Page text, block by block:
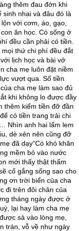
thêm đau đớn khi
nhai và đâu đó là
với cơm, áo, gạo,
ăn học. Có sống ở
đều cần phải có tiền.
thứ chi phí đều đắt
lịch học và bài vở
cha mẹ luôn đặt niềm
vượt qua. Số tiền
cha mẹ làm sao đủ
khi không lo được đầy
thêm kiếm tiền đỡ đần
có tiền trang trải chi
Nhìn anh hai lấm lem
dè xẻn nên cũng đỡ
đã dạy“Có khó khăn
mềm bỏ vào nước
mới thấy thật thấm
cố gắng sống sao cho
ơn trời biển của cha
đi trên đôi chân của
tháng ngày được ở
lại hay làm cha mẹ
sà vào lòng mẹ,
trán, vỗ về như ngày